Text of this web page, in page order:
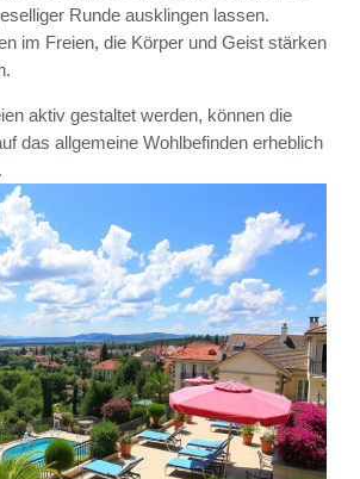
Runde ausklingen lassen.
im Freien, die Körper und Geist stärken
aktiv gestaltet werden, können die
das allgemeine Wohlbefinden erheblich